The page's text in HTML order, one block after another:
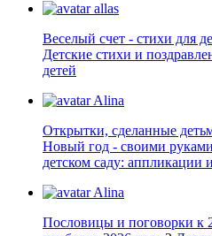
allas
Веселый счет - стихи для
Детские стихи и
детей
Alina
Открытки, сделанные
Новый год - своими руками
детском саду: аппликации
Alina
Пословицы и поговорки к